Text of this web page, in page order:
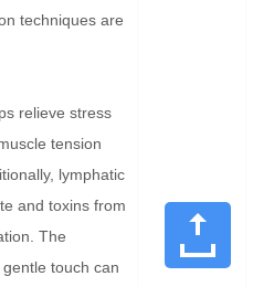
techniques are
relieve stress
tension
lymphatic
and toxins from
The
touch can